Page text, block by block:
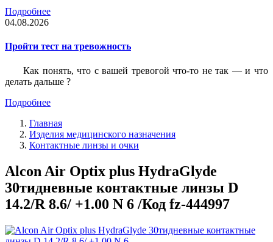
Подробнее
04.08.2026
Пройти тест на тревожность
Как понять, что с вашей тревогой что-то не так — и что
делать дальше ?
Подробнее
Главная
Изделия медицинского назначения
Контактные линзы и очки
Alcon Air Optix plus HydraGlyde
30тидневные контактные линзы D
14.2/R 8.6/ +1.00 N 6 /Код fz-444997